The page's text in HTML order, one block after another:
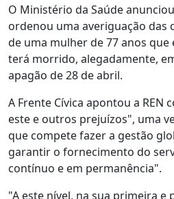
O Ministério da Saúde
ordenou uma averiguação das
de uma mulher de 77 anos que
terá morrido, alegadamente,
apagão de 28 de abril.
A Frente Cívica apontou a REN
este e outros prejuízos", uma
que compete fazer a gestão
garantir o fornecimento do
contínuo e em permanência".
"A este nível, na sua primeira e